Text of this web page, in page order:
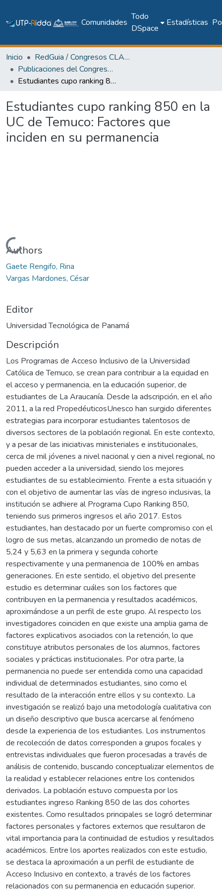
Comunidades
Todo
DSpace
Estadísticas
Inicio
RedGuia / Congresos CLABES
Publicaciones del Congreso Internacional CLABES
Estudiantes cupo ranking 850 en la UC de Temuco: Factores que inciden en su permanencia
Estudiantes cupo ranking 850 en la
UC de Temuco: Factores que
inciden en su permanencia
Cargando...
Authors
Gaete Rengifo, Rina
Vargas Mardones, César
Editor
Universidad Tecnológica de Panamá
Descripción
Los Programas de Acceso Inclusivo de la Universidad
Católica de Temuco, se crean para contribuir a la equidad en
el acceso y permanencia, en la educación superior, de
estudiantes de La Araucanía. Desde la adscripción, en el año
2011, a la red PropedéuticosUnesco han surgido diferentes
estrategias para incorporar estudiantes talentosos de
diversos sectores de la población regional. En este contexto,
y a pesar de las iniciativas ministeriales e institucionales,
cerca de mil jóvenes a nivel nacional y cien a nivel regional, no
pueden acceder a la universidad, siendo los mejores
estudiantes de su establecimiento. Frente a esta situación y
con el objetivo de aumentar las vías de ingreso inclusivas, la
institución se adhiere al Programa Cupo Ranking 850,
teniendo sus primeros ingresos el año 2017. Estos
estudiantes, han destacado por un fuerte compromiso con el
logro de sus metas, alcanzando un promedio de notas de
5,24 y 5,63 en la primera y segunda cohorte
respectivamente y una permanencia de 100% en ambas
generaciones. En este sentido, el objetivo del presente
estudio es determinar cuáles son los factores que
contribuyen en la permanencia y resultados académicos,
aproximándose a un perfil de este grupo. Al respecto los
investigadores coinciden en que existe una amplia gama de
factores explicativos asociados con la retención, lo que
constituye atributos personales de los alumnos, factores
sociales y prácticas institucionales. Por otra parte, la
permanencia no puede ser entendida como una capacidad
individual de determinados estudiantes, sino como el
resultado de la interacción entre ellos y su contexto. La
investigación se realizó bajo una metodología cualitativa con
un diseño descriptivo que busca acercarse al fenómeno
desde la experiencia de los estudiantes. Los instrumentos
de recolección de datos corresponden a grupos focales y
entrevistas individuales que fueron procesadas a través de
análisis de contenido, buscando conceptualizar elementos de
la realidad y establecer relaciones entre los contenidos
derivados. La población estuvo compuesta por los
estudiantes ingreso Ranking 850 de las dos cohortes
existentes. Como resultados principales se logró determinar
factores personales y factores externos que resultaron de
vital importancia para la continuidad de estudios y resultados
académicos. Entre los aportes realizados con este estudio,
se destaca la aproximación a un perfil de estudiante de
Acceso Inclusivo en contexto, a través de los factores
relacionados con su permanencia en educación superior.